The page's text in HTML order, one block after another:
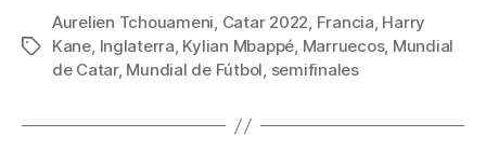
c
e
o
tt
er
ail er
e
m
p
tir
Etiquetas
Aurelien Tchouameni, Catar 2022, Francia, Harry
Kane, Inglaterra, Kylian Mbappé, Marruecos, Mundial
de Catar, Mundial de Fútbol, semifinales